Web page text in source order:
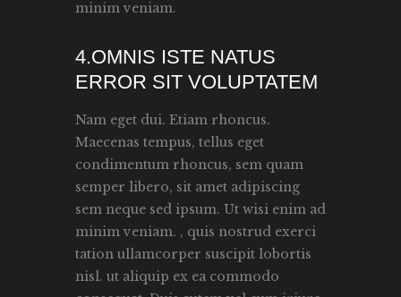
minim veniam.
4.OMNIS ISTE NATUS
ERROR SIT VOLUPTATEM
Nam eget dui. Etiam rhoncus.
Maecenas tempus, tellus eget
condimentum rhoncus, sem quam
semper libero, sit amet adipiscing
sem neque sed ipsum. Ut wisi enim ad
minim veniam. , quis nostrud exerci
tation ullamcorper suscipit lobortis
nisl. ut aliquip ex ea commodo